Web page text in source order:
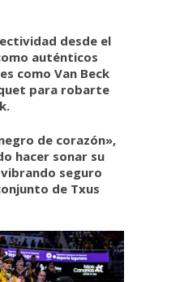
desde el
auténticos
como Van Beck
para robarte
de corazón»,
hacer sonar su
seguro
de Txus